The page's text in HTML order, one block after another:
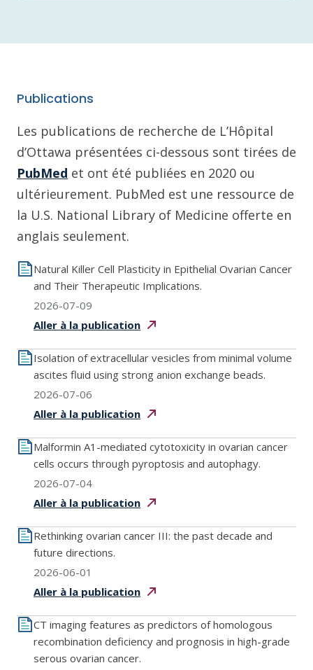
Publications
Les publications de recherche de L’Hôpital
d’Ottawa présentées ci-dessous sont tirées de
PubMed et ont été publiées en 2020 ou
ultérieurement. PubMed est une ressource de
la U.S. National Library of Medicine offerte en
anglais seulement.
Natural Killer Cell Plasticity in Epithelial Ovarian Cancer
and Their Therapeutic Implications.
2026-07-09
Aller à la publication
Isolation of extracellular vesicles from minimal volume
ascites fluid using strong anion exchange beads.
2026-07-06
Aller à la publication
Malformin A1-mediated cytotoxicity in ovarian cancer
cells occurs through pyroptosis and autophagy.
2026-07-04
Aller à la publication
Rethinking ovarian cancer III: the past decade and
future directions.
2026-06-01
Aller à la publication
CT imaging features as predictors of homologous
recombination deficiency and prognosis in high-grade
serous ovarian cancer.